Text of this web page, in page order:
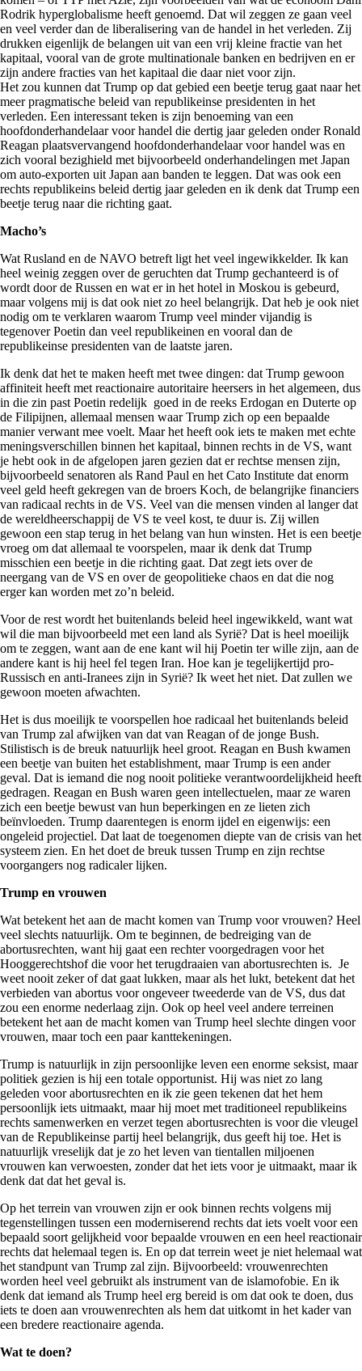
Rodrik hyperglobalisme heeft genoemd. Dat wil zeggen ze gaan veel
en veel verder dan de liberalisering van de handel in het verleden. Zij
drukken eigenlijk de belangen uit van een vrij kleine fractie van het
kapitaal, vooral van de grote multinationale banken en bedrijven en er
zijn andere fracties van het kapitaal die daar niet voor zijn.
Het zou kunnen dat Trump op dat gebied een beetje terug gaat naar het
meer pragmatische beleid van republikeinse presidenten in het
verleden. Een interessant teken is zijn benoeming van een
hoofdonderhandelaar voor handel die dertig jaar geleden onder Ronald
Reagan plaatsvervangend hoofdonderhandelaar voor handel was en
zich vooral bezighield met bijvoorbeeld onderhandelingen met Japan
om auto-exporten uit Japan aan banden te leggen. Dat was ook een
rechts republikeins beleid dertig jaar geleden en ik denk dat Trump een
beetje terug naar die richting gaat.
Macho’s
Wat Rusland en de NAVO betreft ligt het veel ingewikkelder. Ik kan
heel weinig zeggen over de geruchten dat Trump gechanteerd is of
wordt door de Russen en wat er in het hotel in Moskou is gebeurd,
maar volgens mij is dat ook niet zo heel belangrijk. Dat heb je ook niet
nodig om te verklaren waarom Trump veel minder vijandig is
tegenover Poetin dan veel republikeinen en vooral dan de
republikeinse presidenten van de laatste jaren.
Ik denk dat het te maken heeft met twee dingen: dat Trump gewoon
affiniteit heeft met reactionaire autoritaire heersers in het algemeen, dus
in die zin past Poetin redelijk goed in de reeks Erdogan en Duterte op
de Filipijnen, allemaal mensen waar Trump zich op een bepaalde
manier verwant mee voelt. Maar het heeft ook iets te maken met echte
meningsverschillen binnen het kapitaal, binnen rechts in de VS, want
je hebt ook in de afgelopen jaren gezien dat er rechtse mensen zijn,
bijvoorbeeld senatoren als Rand Paul en het Cato Institute dat enorm
veel geld heeft gekregen van de broers Koch, de belangrijke financiers
van radicaal rechts in de VS. Veel van die mensen vinden al langer dat
de wereldheerschappij de VS te veel kost, te duur is. Zij willen
gewoon een stap terug in het belang van hun winsten. Het is een beetje
vroeg om dat allemaal te voorspelen, maar ik denk dat Trump
misschien een beetje in die richting gaat. Dat zegt iets over de
neergang van de VS en over de geopolitieke chaos en dat die nog
erger kan worden met zo’n beleid.
Voor de rest wordt het buitenlands beleid heel ingewikkeld, want wat
wil die man bijvoorbeeld met een land als Syrië? Dat is heel moeilijk
om te zeggen, want aan de ene kant wil hij Poetin ter wille zijn, aan de
andere kant is hij heel fel tegen Iran. Hoe kan je tegelijkertijd pro-
Russisch en anti-Iranees zijn in Syrië? Ik weet het niet. Dat zullen we
gewoon moeten afwachten.
Het is dus moeilijk te voorspellen hoe radicaal het buitenlands beleid
van Trump zal afwijken van dat van Reagan of de jonge Bush.
Stilistisch is de breuk natuurlijk heel groot. Reagan en Bush kwamen
een beetje van buiten het establishment, maar Trump is een ander
geval. Dat is iemand die nog nooit politieke verantwoordelijkheid heeft
gedragen. Reagan en Bush waren geen intellectuelen, maar ze waren
zich een beetje bewust van hun beperkingen en ze lieten zich
beïnvloeden. Trump daarentegen is enorm ijdel en eigenwijs: een
ongeleid projectiel. Dat laat de toegenomen diepte van de crisis van het
systeem zien. En het doet de breuk tussen Trump en zijn rechtse
voorgangers nog radicaler lijken.
Trump en vrouwen
Wat betekent het aan de macht komen van Trump voor vrouwen? Heel
veel slechts natuurlijk. Om te beginnen, de bedreiging van de
abortusrechten, want hij gaat een rechter voorgedragen voor het
Hooggerechtshof die voor het terugdraaien van abortusrechten is. Je
weet nooit zeker of dat gaat lukken, maar als het lukt, betekent dat het
verbieden van abortus voor ongeveer tweederde van de VS, dus dat
zou een enorme nederlaag zijn. Ook op heel veel andere terreinen
betekent het aan de macht komen van Trump heel slechte dingen voor
vrouwen, maar toch een paar kanttekeningen.
Trump is natuurlijk in zijn persoonlijke leven een enorme seksist, maar
politiek gezien is hij een totale opportunist. Hij was niet zo lang
geleden voor abortusrechten en ik zie geen tekenen dat het hem
persoonlijk iets uitmaakt, maar hij moet met traditioneel republikeins
rechts samenwerken en verzet tegen abortusrechten is voor die vleugel
van de Republikeinse partij heel belangrijk, dus geeft hij toe. Het is
natuurlijk vreselijk dat je zo het leven van tientallen miljoenen
vrouwen kan verwoesten, zonder dat het iets voor je uitmaakt, maar ik
denk dat dat het geval is.
Op het terrein van vrouwen zijn er ook binnen rechts volgens mij
tegenstellingen tussen een moderniserend rechts dat iets voelt voor een
bepaald soort gelijkheid voor bepaalde vrouwen en een heel reactionair
rechts dat helemaal tegen is. En op dat terrein weet je niet helemaal wat
het standpunt van Trump zal zijn. Bijvoorbeeld: vrouwenrechten
worden heel veel gebruikt als instrument van de islamofobie. En ik
denk dat iemand als Trump heel erg bereid is om dat ook te doen, dus
iets te doen aan vrouwenrechten als hem dat uitkomt in het kader van
een bredere reactionaire agenda.
Wat te doen?